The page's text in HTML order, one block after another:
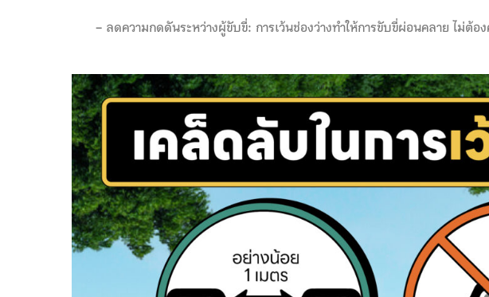
– ลดความกดดันระหว่างผู้ขับขี่: การเว้นช่องว่างทำให้การขับขี่ผ่อนคลาย ไม่ต้อ